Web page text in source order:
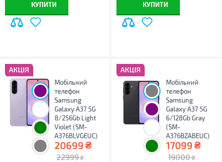
КУПИТИ КУПИТИ
АКЦІЯ
Мобільний
телефон
Samsung
Galaxy A37 5G
8/256Gb Light
Violet (SM-
A376BLVGEUC)
20699₴
22999 ₴
АКЦІЯ
Мобільний
телефон
Samsung
Galaxy A37 5G
6/128Gb Gray
(SM-
A376BZABEUC)
17099₴
19000 ₴